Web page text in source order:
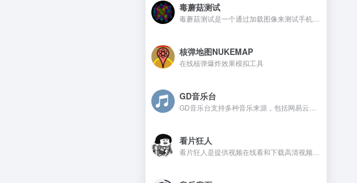
毒蘑菇测试
核弹地图NUKEMAP
在线核弹爆炸效果模拟工具
GD音乐台
看片狂人